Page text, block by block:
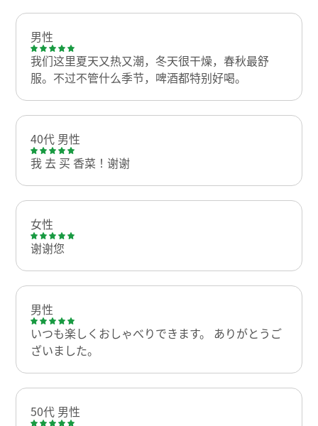
男性
我们这里夏天又热又潮，冬天很干燥，春秋最舒
服。不过不管什么季节，啤酒都特别好喝。
40代 男性
我 去 买 香菜！谢谢
女性
谢谢您
男性
いつも楽しくおしゃべりできます。 ありがとうご
ざいました。
50代 男性